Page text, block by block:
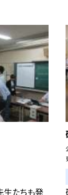
生たちも発